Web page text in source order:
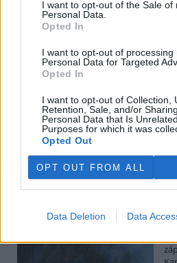
I want to opt-out of the Sale of
Personal Data.
Opted In
I want to opt-out of processing
Personal Data for Targeted
Opted In
I want to opt-out of Collection,
Retention, Sale, and/or
Personal Data that Is
Purposes for which it was
Opted Out
OPT OUT FROM ALL
Data Deletion Data
Rybářství Litomyšl kvůli suchu
rybníků Aktualizováno
28.7.2026 10:40 (
pokračujícím poklesu hladiny bude
výlovu. Letos je většina rybníků bez
situaci zhoršuje. ČTK to řekl ředitel
Brychta.
Spojených států a Kanady